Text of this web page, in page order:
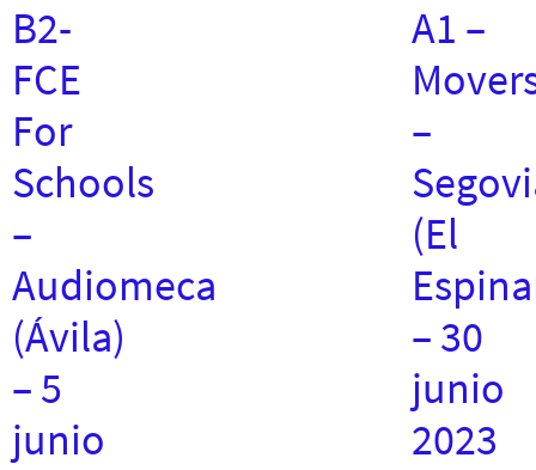
B2-
FCE
For
Schools
–
Audiomeca
(Ávila)
– 5
junio
A1 –
–
(El
– 30
junio
2023